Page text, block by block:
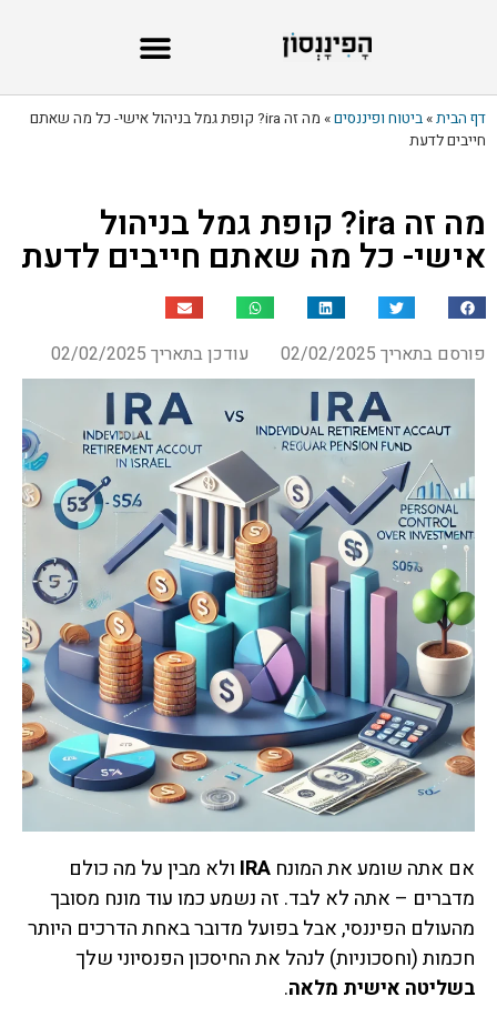
דף הבית»ביטוח ופיננסים»
מה זה ira? קופת גמל בניהול אישי- כל מה שאתם
חייבים לדעת
מה זה ira? קופת גמל בניהול
אישי- כל מה שאתם חייבים לדעת
פורסם בתאריך 02/02/2025 עודכן בתאריך 02/02/2025
אם אתה שומע את המונח IRA ולא מבין על מה כולם
מדברים – אתה לא לבד. זה נשמע כמו עוד מונח מסובך
מהעולם הפיננסי, אבל בפועל מדובר באחת הדרכים היותר
חכמות (וחסכוניות) לנהל את החיסכון הפנסיוני שלך
בשליטה אישית מלאה.